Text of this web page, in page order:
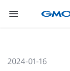
メニューを開く
2024-01-16